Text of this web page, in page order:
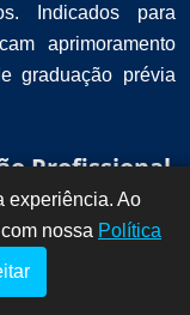
Indicados para
aprimoramento
graduação prévia
Profissional
experiência. Ao
nossa Política